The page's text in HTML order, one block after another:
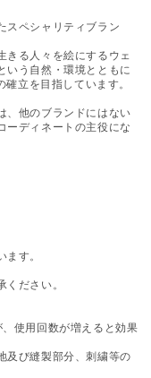
スペシャリティブラン
きる人々を絵にするウェ
いう自然・環境とともに
立を目指しています。
、他のブランドにはない
ーディネートの主役にな
す。
ださい。
使用回数が増えると効果
及び縫製部分、刺繍等の